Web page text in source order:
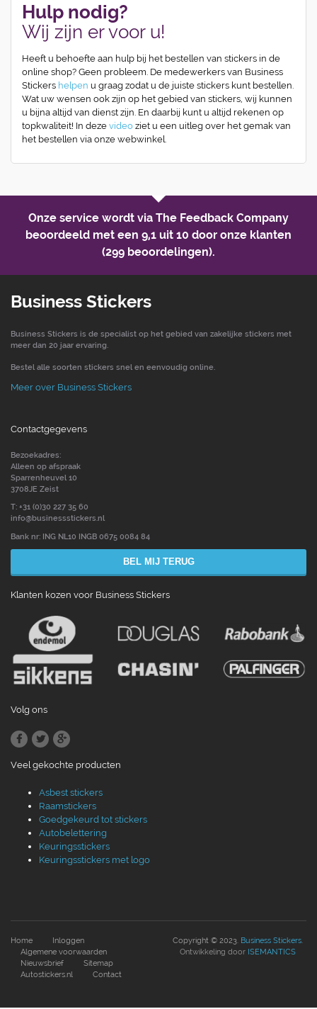
Hulp nodig?
Wij zijn er voor u!
Heeft u behoefte aan hulp bij het bestellen van stickers in de
online shop? Geen probleem. De medewerkers van Business
Stickers helpen u graag zodat u de juiste stickers kunt bestellen.
Wat uw wensen ook zijn op het gebied van stickers, wij kunnen
u bijna altijd van dienst zijn. En daarbij kunt u altijd rekenen op
topkwaliteit! In deze video ziet u een uitleg over het gemak van
het bestellen via onze webwinkel.
Onze service wordt via The Feedback Company
beoordeeld met een 9,1 uit 10 door onze klanten
(299 beoordelingen).
Business Stickers
Business Stickers is de specialist op het gebied van zakelijke stickers met
meer dan 20 jaar ervaring.
Bestel alle soorten stickers snel en eenvoudig online.
Meer over Business Stickers
Contactgegevens
Bezoekadres:
Alleen op afspraak
Sparrenheuvel 10
3708JE Zeist
T: +31 (0)30 227 35 60
info@businessstickers.nl
Bank nr: ING NL10 INGB 0675 0084 84
BEL MIJ TERUG
Klanten kozen voor Business Stickers
Volg ons
Veel gekochte producten
Asbest stickers
Raamstickers
Goedgekeurd tot stickers
Autobelettering
Keuringsstickers
Keuringsstickers met logo
Home
Inloggen
Algemene voorwaarden
Nieuwsbrief
Sitemap
Autostickers.nl
Contact
Copyright © 2023. Business Stickers.
Ontwikkeling door ISEMANTICS